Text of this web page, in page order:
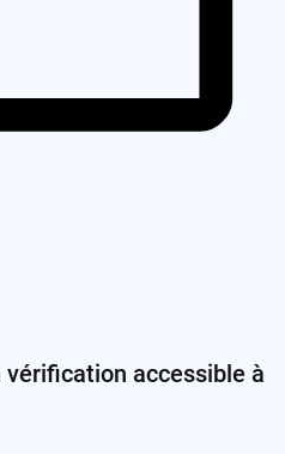
vérification accessible à